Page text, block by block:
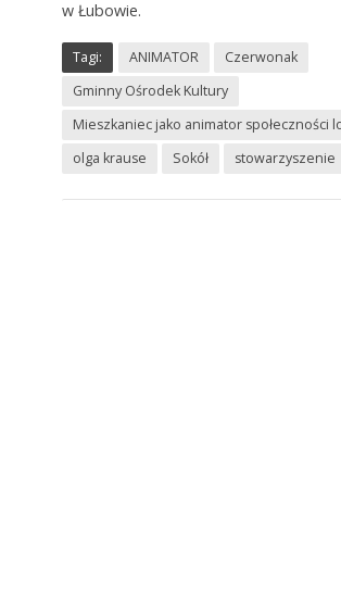
w Łubowie.
Tagi: ANIMATOR
Czerwonak
Gminny Ośrodek Kultury
Mieszkaniec jako animator społeczności
olga krause
Sokół stowarzyszenie